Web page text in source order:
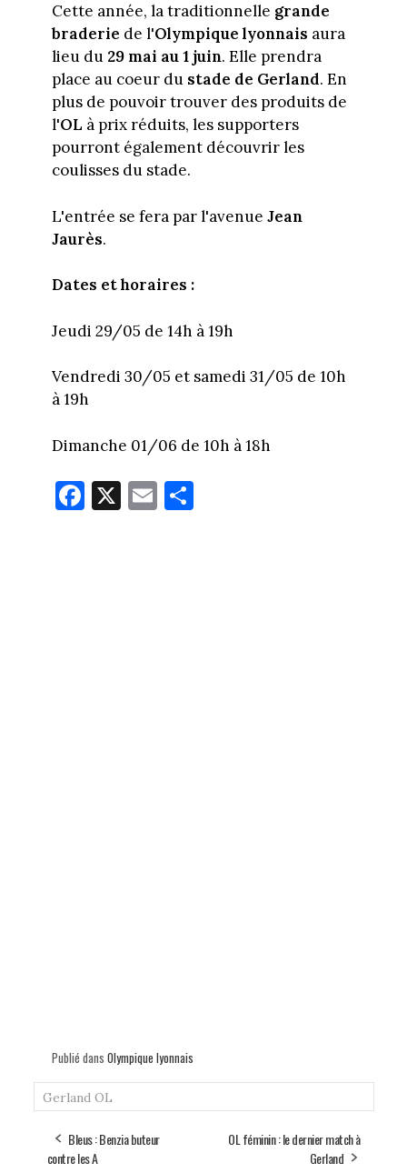
Cette année, la traditionnelle grande
braderie de l'Olympique lyonnais aura
lieu du29 mai au 1 juin. Elle prendra
place au coeur du stade de Gerland. En
plus de pouvoir trouver des produits de
l'OL à prix réduits, les supporters
pourront également découvrir les
coulisses du stade.
L'entrée se fera par l'avenue Jean
Jaurès.
Dates et horaires :
Jeudi 29/05 de 14h à 19h
Vendredi 30/05 et samedi 31/05 de 10h
à 19h
Dimanche 01/06 de 10h à 18h
Fa
ce
X E
m
Pa
rt
Publié dans Olympique lyonnais
Gerland OL
Bleus : Benzia buteur
contre les A
OL féminin : le dernier match à
Gerland